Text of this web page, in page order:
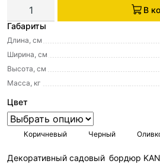
Габариты
Длина, см
Ширина, см
Высота, см
Масса, кг
Цвет
Коричневый Черный
В
Декоративный садовый бордюр